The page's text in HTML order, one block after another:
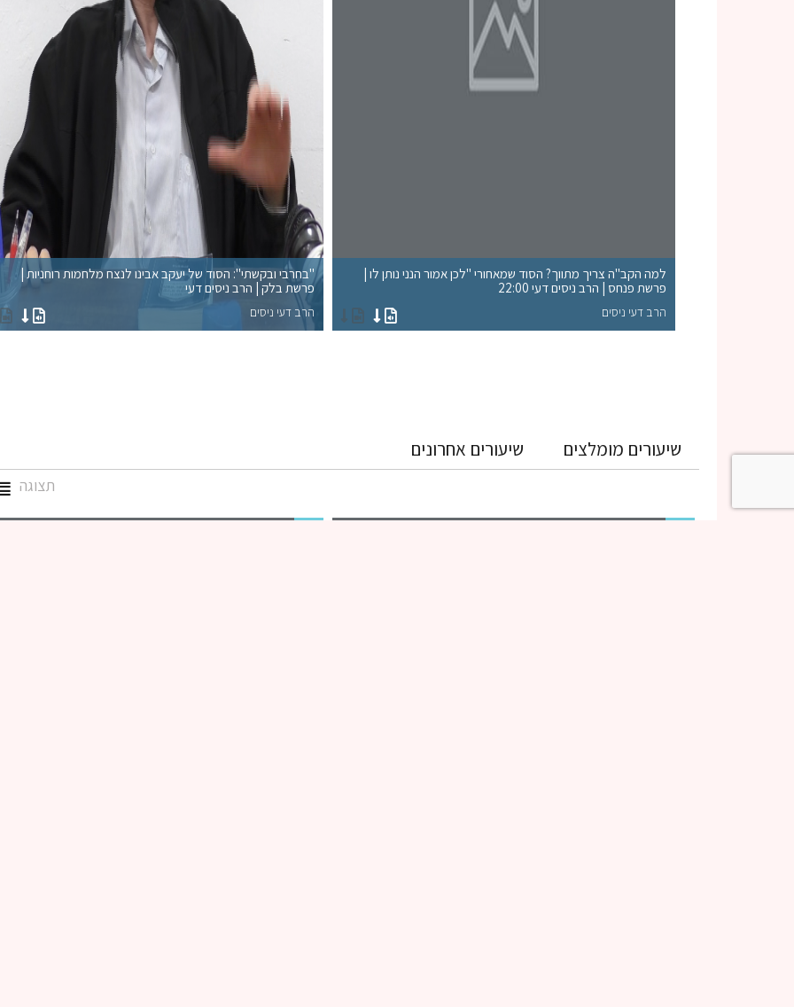
למה הקב"ה צריך מתווך? הסוד שמאחורי "לכן אמור הנני נותן לו |
פרשת פנחס | הרב ניסים דעי 22:00
הרב דעי ניסים
"בחרבי ובקשתי": הסוד של יעקב אבינו לנצח מלחמות רוחניות |
פרשת בלק | הרב ניסים דעי
הרב דעי ניסים
שיעורים מומלצים שיעורים אחרונים
תצוגה
גמרא גמרא